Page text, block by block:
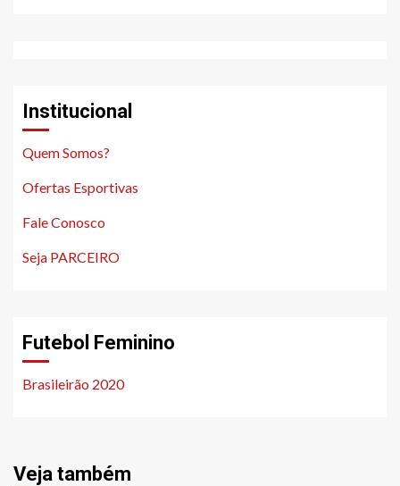
Institucional
Quem Somos?
Ofertas Esportivas
Fale Conosco
Seja PARCEIRO
Futebol Feminino
Brasileirão 2020
Veja também